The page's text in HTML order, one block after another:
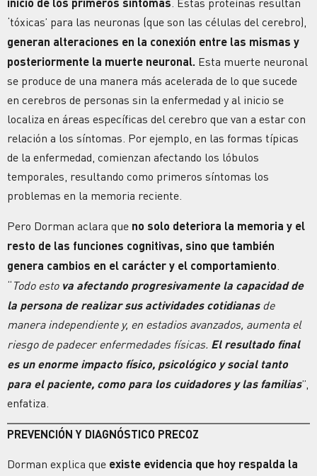
. Estas proteínas resultan
‘tóxicas’ para las neuronas (que son las células del cerebro),
generan alteraciones en la conexión entre las mismas y
posteriormente la muerte neuronal. Esta muerte neuronal
se produce de una manera más acelerada de lo que sucede
en cerebros de personas sin la enfermedad y al inicio se
localiza en áreas específicas del cerebro que van a estar con
relación a los síntomas. Por ejemplo, en las formas típicas
de la enfermedad, comienzan afectando los lóbulos
temporales, resultando como primeros síntomas los
problemas en la memoria reciente.
Pero Dorman aclara que no solo deteriora la memoria y el
resto de las funciones cognitivas, sino que también
genera cambios en el carácter y el comportamiento
“ Todo esto va afectando progresivamente la capacidad de
la persona de realizar sus actividades cotidianasde
manera independiente y, en estadios avanzados, aumenta el
riesgo de padecer enfermedades físicas. El resultado final
es un enorme impacto físico, psicológico y social tanto
para el paciente, como para los cuidadores y las familias”,
enfatiza.
PREVENCIÓN Y DIAGNÓSTICO PRECOZ
Dorman explica que existe evidencia que hoy respalda la